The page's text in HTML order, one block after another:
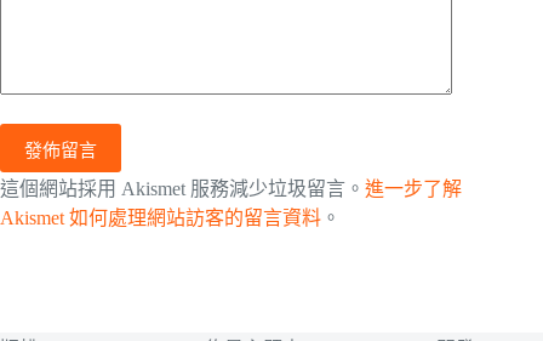
發佈留言
這個網站採用 Akismet 服務減少垃圾留言。 進一步了解
Akismet 如何處理網站訪客的留言資料 。